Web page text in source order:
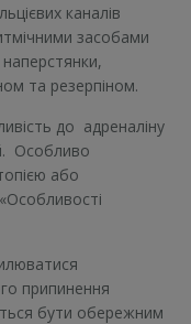
каналів
засобами
та резерпіном.
до адреналіну
Особливо
або
припинення
бути обережним